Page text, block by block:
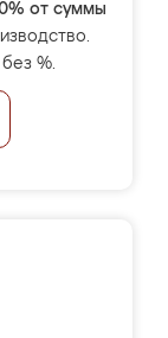
от суммы
%.